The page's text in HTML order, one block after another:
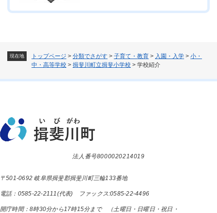
現在地 トップページ > 分類でさがす > 子育て・教育 > 入園・入学 > 小・
中・高等学校 > 揖斐川町立揖斐小学校 > 学校紹介
法人番号8000020214019
〒501-0692 岐阜県揖斐郡揖斐川町三輪133番地
電話：0585-22-2111(代表) ファックス:0585-22-4496
開庁時間：8時30分から17時15分まで （土曜日・日曜日・祝日・